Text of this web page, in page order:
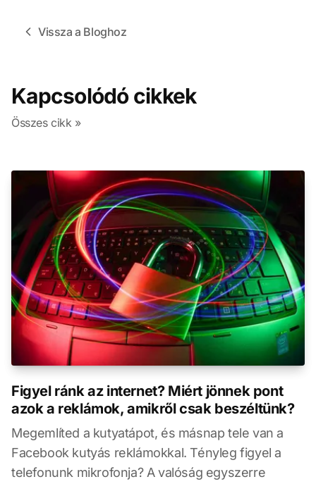
Vissza a Bloghoz
Kapcsolódó cikkek
Összes cikk »
Figyel ránk az internet? Miért jönnek pont
azok a reklámok, amikről csak beszéltünk?
Megemlíted a kutyatápot, és másnap tele van a
Facebook kutyás reklámokkal. Tényleg figyel a
telefonunk mikrofonja? A valóság egyszerre